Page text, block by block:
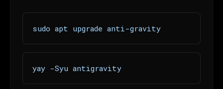
sudo apt upgrade anti-gravity
yay -Syu antigravity